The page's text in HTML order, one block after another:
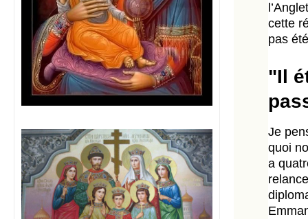
cette
pas
"Il
Je
quoi
a